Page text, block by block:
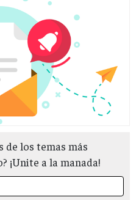
de los temas más
¡Unite a la manada!